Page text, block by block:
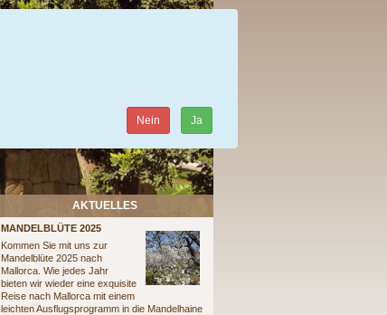
Ja
Nein
AKTUELLES
MANDELBLÜTE 2025
Kommen Sie mit uns zur
Mandelblüte 2025 nach
Mallorca. Wie jedes Jahr
bieten wir wieder eine exquisite
Reise nach Mallorca mit einem
leichten Ausflugsprogramm in die Mandelhaine